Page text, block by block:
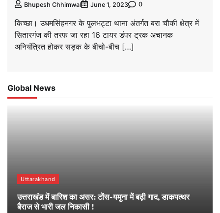
Bhupesh Chhimwal June 1, 2023 0
किच्छा। उधमसिंहनगर के पुलभट्टा थाना अंतर्गत बरा चौकी क्षेत्र में
सितारगंज की तरफ जा रहा 16 टायर डंपर ट्रक अचानक
अनियंत्रित होकर सड़क के बीचो-बीच […]
Global News
Uttarakhand
उत्तराखंड में बारिश का असर: टोंस-यमुना में बढ़ी गाद, डाकपत्थर
बैराज से भारी जल निकासी !